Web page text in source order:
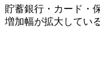
貯蓄銀行・カード・
増加幅が拡大している